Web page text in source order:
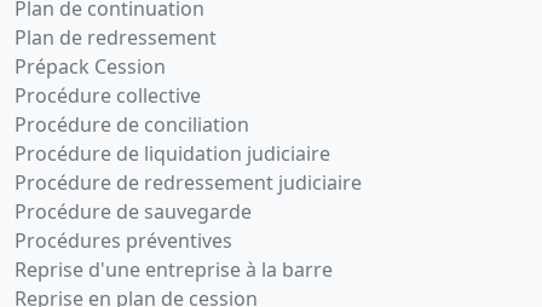
Plan de continuation
Plan de redressement
Prépack Cession
Procédure collective
Procédure de conciliation
Procédure de liquidation judiciaire
Procédure de redressement judiciaire
Procédure de sauvegarde
Procédures préventives
Reprise d'une entreprise à la barre
Reprise en plan de cession